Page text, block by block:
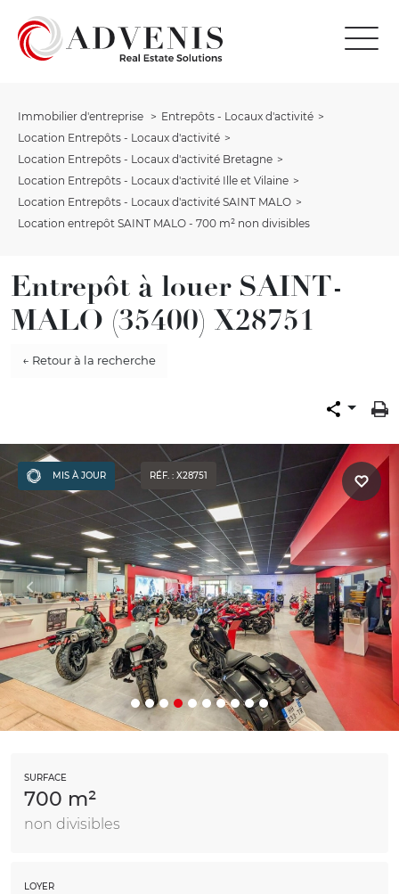
Immobilier d'entreprise
Entrepôts - Locaux d'activité
Location Entrepôts - Locaux d'activité
Location Entrepôts - Locaux d'activité Bretagne
Location Entrepôts - Locaux d'activité Ille et Vilaine
Location Entrepôts - Locaux d'activité SAINT MALO
Location entrepôt SAINT MALO - 700 m² non divisibles
Entrepôt à louer SAINT-
MALO (35400) X28751
← Retour à la recherche
MIS À JOUR RÉF. : X28751
SURFACE
700 m²
non divisibles
LOYER